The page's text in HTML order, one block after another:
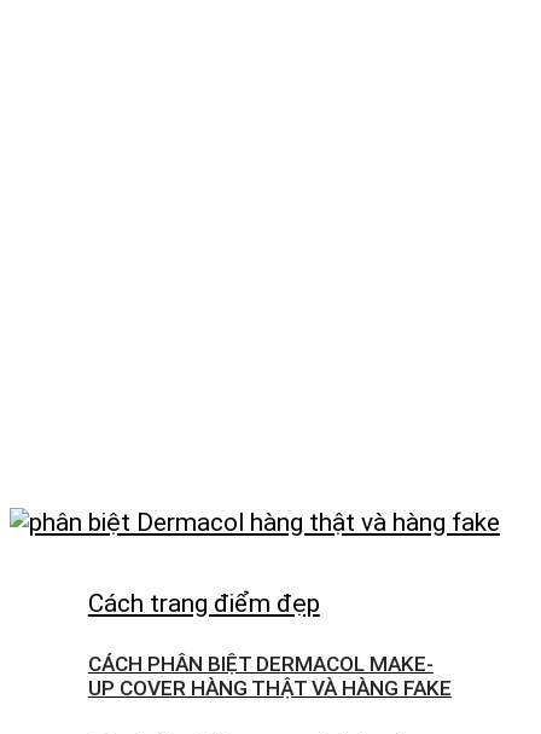
Cách trang điểm đẹp
CÁCH PHÂN BIỆT DERMACOL MAKE-
UP COVER HÀNG THẬT VÀ HÀNG FAKE